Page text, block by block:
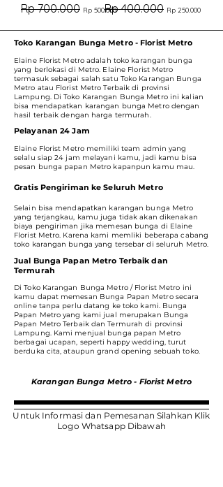
Harga Reguler
Rp 700.000 Harga Promosi
Rp 500.000
Harga Reguler
Rp 400.000 Rp 250.000
Toko Karangan Bunga Metro - Florist Metro
Elaine Florist Metro adalah toko karangan bunga
yang berlokasi di Metro. Elaine Florist Metro
termasuk sebagai salah satu Toko Karangan Bunga
Metro atau Florist Metro Terbaik di provinsi
Lampung. Di Toko Karangan Bunga Metro ini kalian
bisa mendapatkan karangan bunga Metro dengan
hasil terbaik dengan harga termurah.
Pelayanan 24 Jam
Elaine Florist Metro memiliki team admin yang
selalu siap 24 jam melayani kamu, jadi kamu bisa
pesan bunga papan Metro kapanpun kamu mau.
Gratis Pengiriman ke Seluruh Metro
Selain bisa mendapatkan karangan bunga Metro
yang terjangkau, kamu juga tidak akan dikenakan
biaya pengiriman jika memesan bunga di Elaine
Florist Metro. Karena kami memliki beberapa cabang
toko karangan bunga yang tersebar di seluruh Metro.
Jual Bunga Papan Metro Terbaik dan
Termurah
Di Toko Karangan Bunga Metro / Florist Metro ini
kamu dapat memesan Bunga Papan Metro secara
online tanpa perlu datang ke toko kami. Bunga
Papan Metro yang kami jual merupakan Bunga
Papan Metro Terbaik dan Termurah di provinsi
Lampung. Kami menjual bunga papan Metro
berbagai ucapan, seperti happy wedding, turut
berduka cita, ataupun grand opening sebuah toko.
Karangan Bunga Metro - Florist Metro
Untuk Informasi dan Pemesanan Silahkan Klik
Logo Whatsapp Dibawah